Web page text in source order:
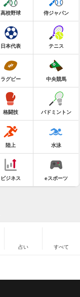
高校野球 侍ジャパン
日本代表 テニス
ラグビー 中央競馬
格闘技 バドミントン
陸上 水泳
ビジネス eスポーツ
占い すべて